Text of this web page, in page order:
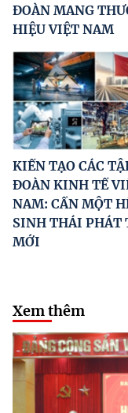
ĐOÀN MANG
HIỆU VIỆT NAM
KIẾN TẠO CÁC
ĐOÀN KINH TẾ
NAM: CẦN MỘT
SINH THÁI PHÁT
MỚI
Xem thêm